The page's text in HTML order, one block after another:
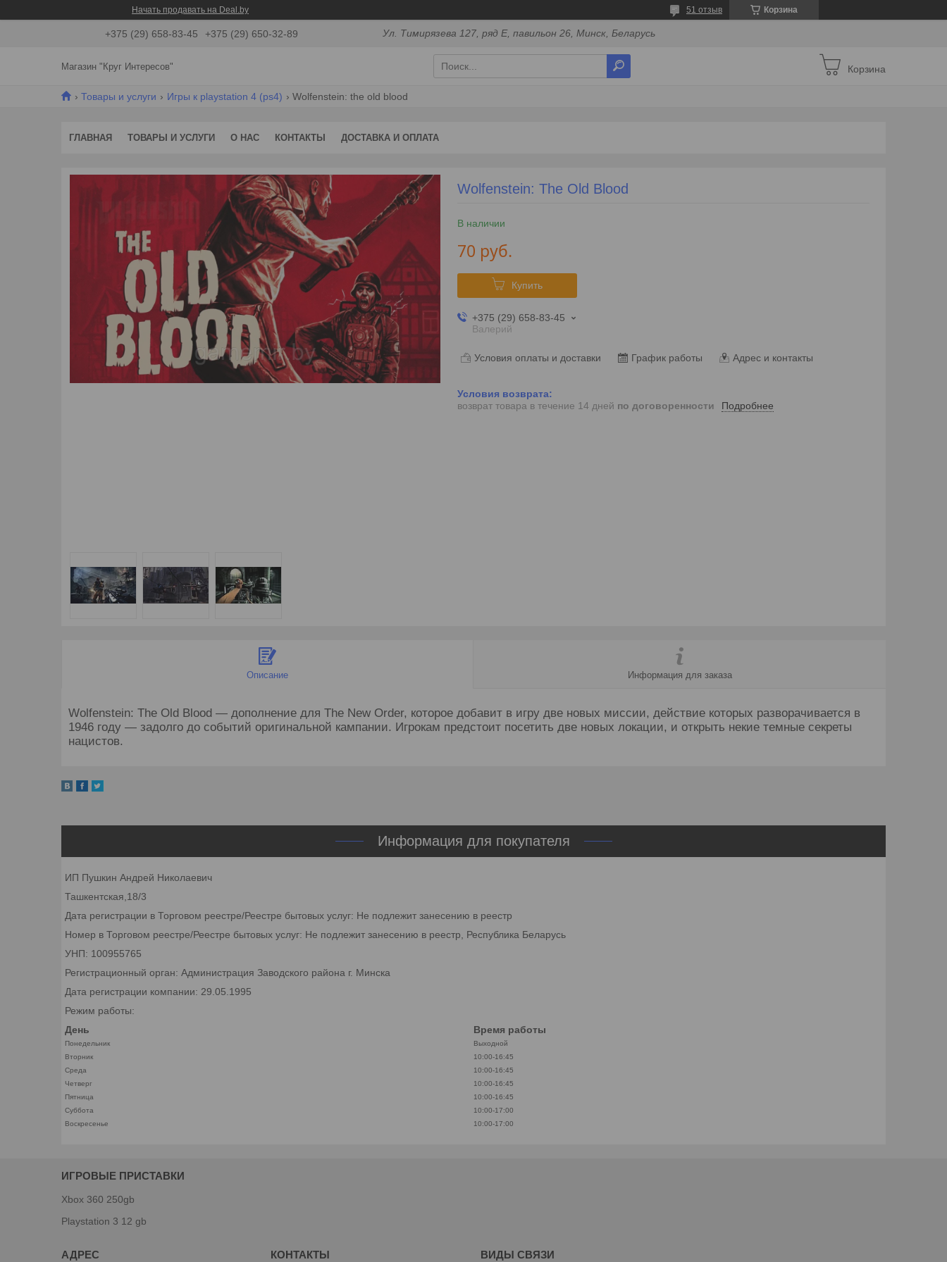
Начать продавать на Deal.by Корзина
51 отзыв
+375 (29) 658-83-45 +375 (29) 650-32-89 Ул. Тимирязева 127, ряд Е, павильон 26, Минск, Беларусь
Магазин "Круг Интересов" Корзина
Товары и услуги Игры к playstation 4 (ps4) Wolfenstein: the old blood
ГЛАВНАЯ ТОВАРЫ И УСЛУГИ О НАС КОНТАКТЫ ДОСТАВКА И ОПЛАТА
Wolfenstein: The Old Blood
В наличии
70 руб.
Купить
+375 (29) 658-83-45
Валерий
Условия оплаты и доставки График работы Адрес и контакты
возврат товара в течение 14 дней по договоренности Подробнее
Описание Информация для заказа
Wolfenstein: The Old Blood ― дополнение для The New Order, которое добавит в игру две новых миссии, действие которых разворачивается в
1946 году ― задолго до событий оригинальной кампании. Игрокам предстоит посетить две новых локации, и открыть некие темные секреты
нацистов.
Информация для покупателя
ИП Пушкин Андрей Николаевич
Ташкентская,18/3
Дата регистрации в Торговом реестре/Реестре бытовых услуг: Не подлежит занесению в реестр
Номер в Торговом реестре/Реестре бытовых услуг: Не подлежит занесению в реестр, Республика Беларусь
УНП: 100955765
Регистрационный орган: Администрация Заводского района г. Минска
Дата регистрации компании: 29.05.1995
Режим работы:
День
Время работы
Понедельник
Выходной
Вторник
10:00-16:45
Среда
10:00-16:45
Четверг
10:00-16:45
Пятница
10:00-16:45
Суббота
10:00-17:00
Воскресенье
10:00-17:00
ИГРОВЫЕ ПРИСТАВКИ
Xbox 360 250gb
Playstation 3 12 gb